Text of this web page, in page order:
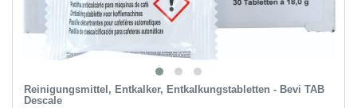
Reinigungsmittel, Entkalker, Entkalkungstabletten - Bevi TAB
Descale